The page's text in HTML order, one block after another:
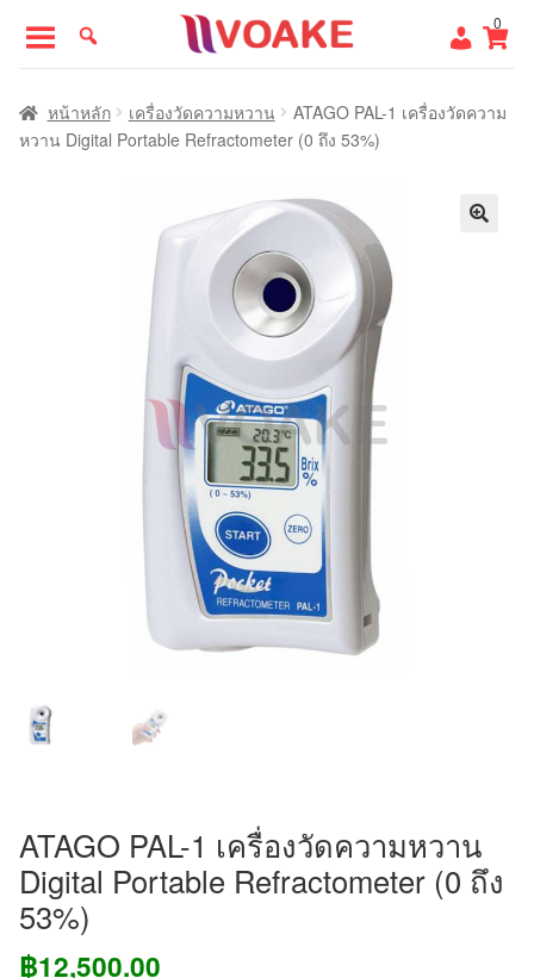
to
navigation
to
content
0
หน้าแรก
หน้าหลัก เครื่องวัดความหวาน
ATAGO PAL-1 เครื่องวัดความ
หวาน Digital Portable Refractometer (0 ถึง 53%)
ATAGO PAL-1 เครื่องวัดความหวาน
Digital Portable Refractometer (0 ถึง
53%)
฿12,500.00